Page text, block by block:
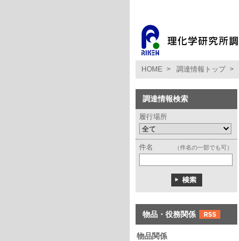
HOME > 調達情報トップ >
調達情報検索
履行場所
件名 （件名の一部でも可）
物品・役務関係
物品関係